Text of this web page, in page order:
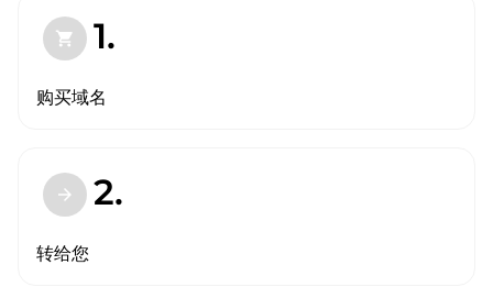
shopping_cart 1.
购买域名
arrow_forward 2.
转给您